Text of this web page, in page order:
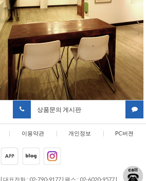
상품문의 게시판
이용약관 개인정보 PC버젼
대표전화 : 02-790-9177 팩스 : 02-6020-9577